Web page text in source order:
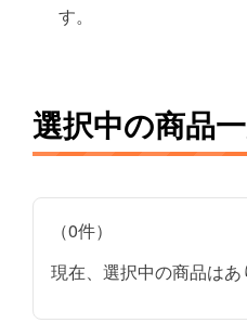
す。
選択中の商品
（0件）
現在、選択中の商品はあ